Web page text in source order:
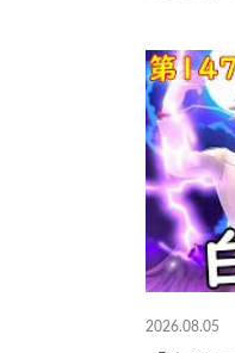
2026.08.05